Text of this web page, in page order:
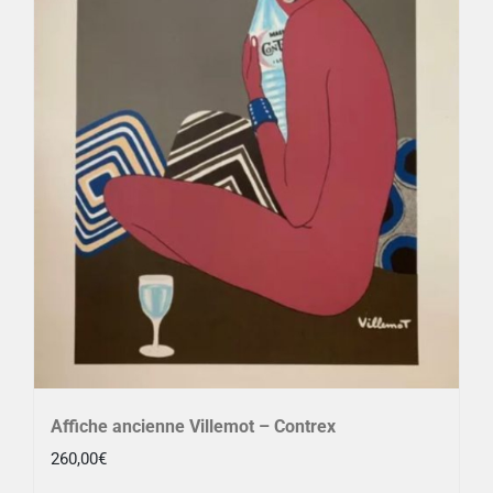
Affiche ancienne Villemot – Contrex
260,00€